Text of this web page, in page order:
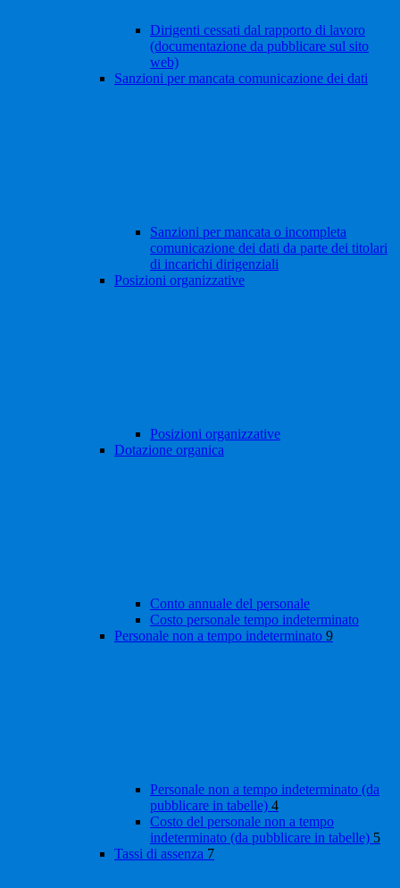
Dirigenti cessati dal rapporto di lavoro
(documentazione da pubblicare sul sito
web)
Sanzioni per mancata comunicazione dei dati
Sanzioni per mancata o incompleta
comunicazione dei dati da parte dei titolari
di incarichi dirigenziali
Posizioni organizzative
Posizioni organizzative
Dotazione organica
Conto annuale del personale
Costo personale tempo indeterminato
Personale non a tempo indeterminato 9
Personale non a tempo indeterminato (da
pubblicare in tabelle) 4
Costo del personale non a tempo
indeterminato (da pubblicare in tabelle) 5
Tassi di assenza 7